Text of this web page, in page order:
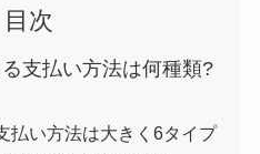
目次
支払い方法は何種類?
払い方法は大きく6タイプ